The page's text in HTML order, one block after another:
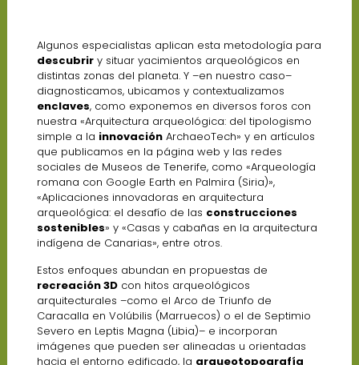
Algunos especialistas aplican esta metodología para
descubriry situar yacimientos arqueológicos en
distintas zonas del planeta. Y –en nuestro caso–
diagnosticamos, ubicamos y contextualizamos
enclaves, como exponemos en diversos foros con
nuestra «Arquitectura arqueológica: del tipologismo
simple a la innovaciónArchaeoTech» y en artículos
que publicamos en la página web y las redes
sociales de Museos de Tenerife, como «Arqueología
romana con Google Earth en Palmira (Siria)»,
«Aplicaciones innovadoras en arquitectura
arqueológica: el desafío de las construcciones
sostenibles» y «Casas y cabañas en la arquitectura
indígena de Canarias», entre otros.
Estos enfoques abundan en propuestas de
recreación 3Dcon hitos arqueológicos
arquitecturales –como el Arco de Triunfo de
Caracalla en Volúbilis (Marruecos) o el de Septimio
Severo en Leptis Magna (Libia)– e incorporan
imágenes que pueden ser alineadas u orientadas
hacia el entorno edificado, la arqueotopografía